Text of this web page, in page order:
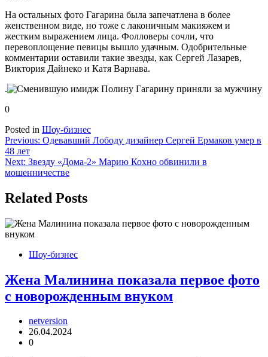
На остальных фото Гагарина была запечатлена в более
женственном виде, но тоже с лаконичным макияжем и
жестким выражением лица. Фолловеры сочли, что
перевоплощение певицы вышло удачным. Одобрительные
комментарии оставили такие звезды, как Сергей Лазарев,
Виктория Дайнеко и Катя Варнава.
.
0
Posted in Шоу-бизнес
Навигация
по
записям
Previous: Одевавший Лободу дизайнер Сергей Ермаков умер в
48 лет
Next: Звезду «Дома-2» Марию Кохно обвинили в
мошенничестве
Related Posts
Шоу-бизнес
Жена Малинина показала первое фото
с новорожденным внуком
netversion
26.04.2024
0